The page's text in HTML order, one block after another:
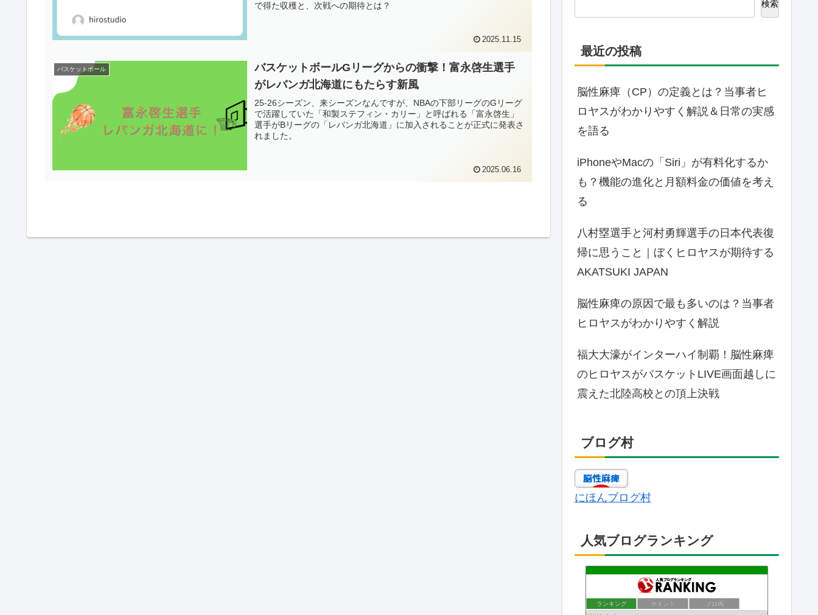
で得た収穫と、次戦への期待とは？
2025.11.15
バスケットボール
バスケットボールGリーグからの衝撃！富永啓生選手
がレバンガ北海道にもたらす新風
25-26シーズン、来シーズンなんですが、NBAの下部リーグのGリーグ
で活躍していた「和製ステフィン・カリー」と呼ばれる「富永啓生」
選手がBリーグの「レバンガ北海道」に加入されることが正式に発表さ
れました。
2025.06.16
検索
最近の投稿
脳性麻痺（CP）の定義とは？当事者ヒ
ロヤスがわかりやすく解説＆日常の実感
を語る
iPhoneやMacの「Siri」が有料化するか
も？機能の進化と月額料金の価値を考え
る
八村塁選手と河村勇輝選手の日本代表復
帰に思うこと｜ぼくヒロヤスが期待する
AKATSUKI JAPAN
脳性麻痺の原因で最も多いのは？当事者
ヒロヤスがわかりやすく解説
福大大濠がインターハイ制覇！脳性麻痺
のヒロヤスがバスケットLIVE画面越しに
震えた北陸高校との頂上決戦
ブログ村
にほんブログ村
人気ブログランキング
ランキング ポイント ブロ画